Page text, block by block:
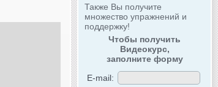
Также Вы получите
множество упражнений и
поддержку!
Чтобы получить
Видеокурс,
заполните форму
E-mail: